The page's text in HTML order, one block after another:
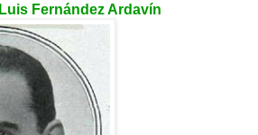
Luis Fernández Ardavín